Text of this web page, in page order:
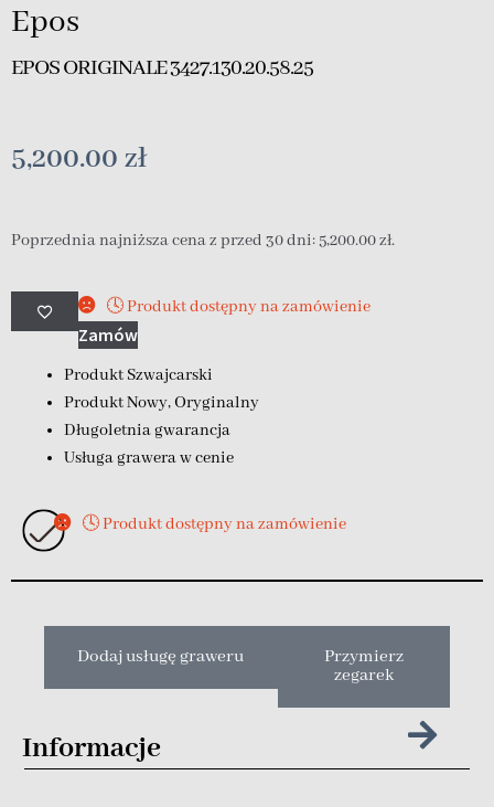
Epos
EPOS ORIGINALE 3427.130.20.58.25
5,200.00 zł
Poprzednia najniższa cena z przed 30 dni:5,200.00zł.
🕓 Produkt dostępny na zamówienie
Zamów
Produkt Szwajcarski
Produkt Nowy, Oryginalny
Długoletnia gwarancja
Usługa grawera w cenie
🕓 Produkt dostępny na zamówienie
Dodaj usługę graweru
Przymierz
zegarek
Informacje